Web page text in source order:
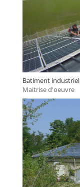
Batiment industriel
Maitrise d'oeuvre